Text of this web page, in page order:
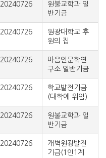
20240726
원불교학과 일
반기금
20240726
원광대학교 후
원의 집
20240726
마음인문학연
구소 일반기금
20240726
학교발전기금
(대학에 위임)
20240726
원불교학과 일
반기금
20240726
개벽원광발전
기금(1인1계